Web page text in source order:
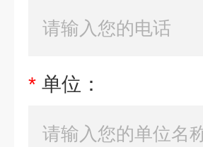
* 单位：